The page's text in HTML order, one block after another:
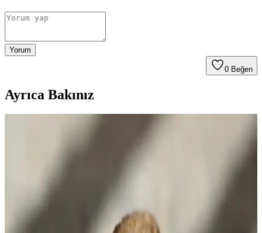
Yorum
0 Beğen
Ayrıca Bakınız
Tasarruf ve Kalite Dengesi Yöntemleri
çekirdek kahve almak ve evde taze öğütmek ekonomik ve lezzetli
Kopuklu Kahve ve Mehmet Efendi'nin Geleneksel
Üretim Yöntemleri